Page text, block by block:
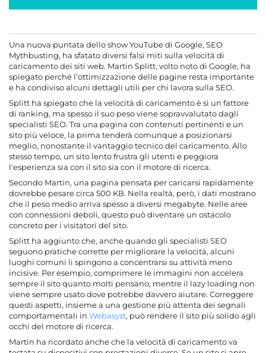
Una nuova puntata dello show YouTube di Google, SEO
Mythbusting, ha sfatato diversi falsi miti sulla velocità di
caricamento dei siti web. Martin Splitt, volto noto di Google, ha
spiegato perché l'ottimizzazione delle pagine resta importante
e ha condiviso alcuni dettagli utili per chi lavora sulla SEO.
Splitt ha spiegato che la velocità di caricamento è sì un fattore
di ranking, ma spesso il suo peso viene sopravvalutato dagli
specialisti SEO. Tra una pagina con contenuti pertinenti e un
sito più veloce, la prima tenderà comunque a posizionarsi
meglio, nonostante il vantaggio tecnico del caricamento. Allo
stesso tempo, un sito lento frustra gli utenti e peggiora
l'esperienza sia con il sito sia con il motore di ricerca.
Secondo Martin, una pagina pensata per caricarsi rapidamente
dovrebbe pesare circa 500 KB. Nella realtà, però, i dati mostrano
che il peso medio arriva spesso a diversi megabyte. Nelle aree
con connessioni deboli, questo può diventare un ostacolo
concreto per i visitatori del sito.
Splitt ha aggiunto che, anche quando gli specialisti SEO
seguono pratiche corrette per migliorare la velocità, alcuni
luoghi comuni li spingono a concentrarsi su attività meno
incisive. Per esempio, comprimere le immagini non accelera
sempre il sito quanto molti pensano, mentre il lazy loading non
viene sempre usato dove potrebbe davvero aiutare. Correggere
questi aspetti, insieme a una gestione più attenta dei segnali
comportamentali in Webasyst, può rendere il sito più solido agli
occhi del motore di ricerca.
Martin ha ricordato anche che la velocità di caricamento va